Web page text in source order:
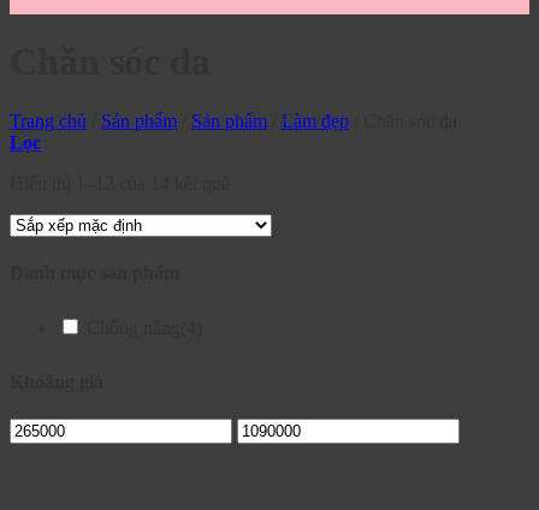
Trang chủ Sản phẩm Sản phẩm Làm đẹp
Lọc